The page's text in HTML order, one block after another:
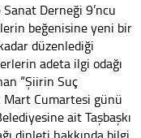
Sanat Derneği 9’ncu
beğenisine yeni bir
düzenlediği
adeta ilgi odağı
“Şiirin Suç
Cumartesi günü
ait Taşbaşkı